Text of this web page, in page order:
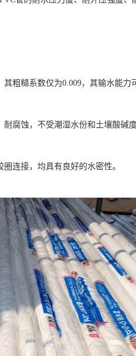
粗糙系数仅为0.009，其输水能力
腐蚀，不受潮湿水份和土壤酸碱
连接，均具有良好的水密性。